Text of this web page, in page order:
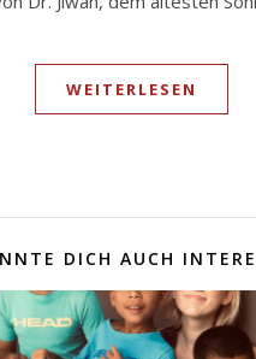
WEITERLESEN
DICH AUCH